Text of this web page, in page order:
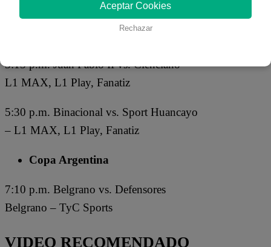
1:00 p.m. Ayacucho FC vs. Los Chankas
– L1 MAX, L1 Play, Fanatiz
3:15 p.m. Juan Pablo II vs. Cienciano –
L1 MAX, L1 Play, Fanatiz
5:30 p.m. Binacional vs. Sport Huancayo
– L1 MAX, L1 Play, Fanatiz
Copa Argentina
7:10 p.m. Belgrano vs. Defensores
Belgrano – TyC Sports
VIDEO RECOMENDADO
Aceptar Cookies
Rechazar